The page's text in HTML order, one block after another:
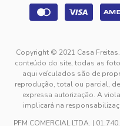
Copyright © 2021 Casa
conteúdo do site, todas as
aqui veículados são de
reprodução, total ou parcial,
expressa autorização. A
implicará na
PFM COMERCIAL LTDA. |